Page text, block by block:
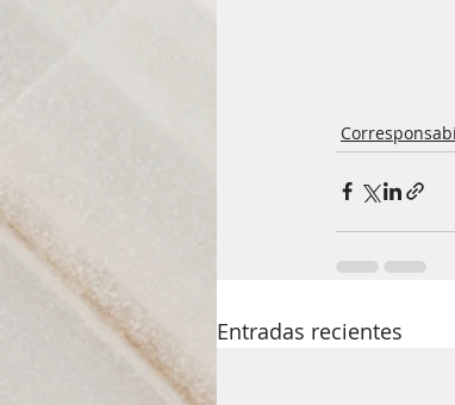
Entradas recientes